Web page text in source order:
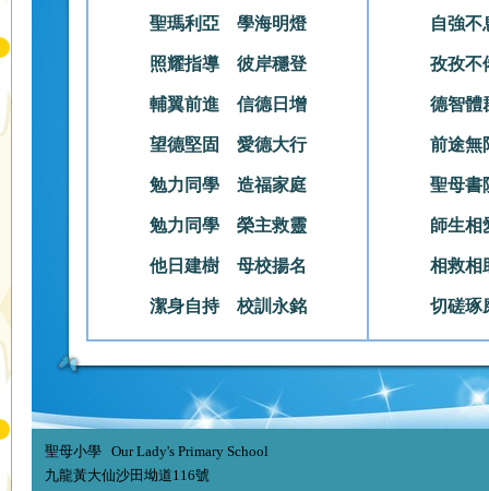
聖瑪利亞 學海明燈
照耀指導 彼岸穩登
輔翼前進 信德日增
望德堅固 愛德大行
勉力同學 造福家庭
勉力同學 榮主救靈
他日建樹 母校揚名
潔身自持 校訓永銘
自強
孜孜
德智
前途
聖母
師生
相救
切磋
聖母小學 Our Lady's Primary School
九龍黃大仙沙田坳道116號